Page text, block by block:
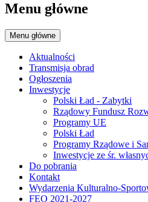
Menu główne
Menu główne
Aktualności
Transmisja obrad
Ogłoszenia
Inwestycje
Polski Ład - Zabytki
Rządowy Fundusz
Programy UE
Polski Ład
Programy Rządowe i
Inwestycje ze śr.
Do pobrania
Kontakt
Wydarzenia Kulturalno-
FEO 2021-2027